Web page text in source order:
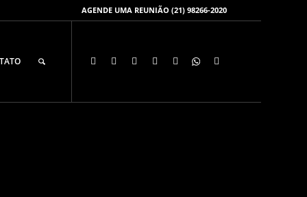
AGENDE UMA REUNIÃO (21) 98266-2020
clínicas e
no digital e